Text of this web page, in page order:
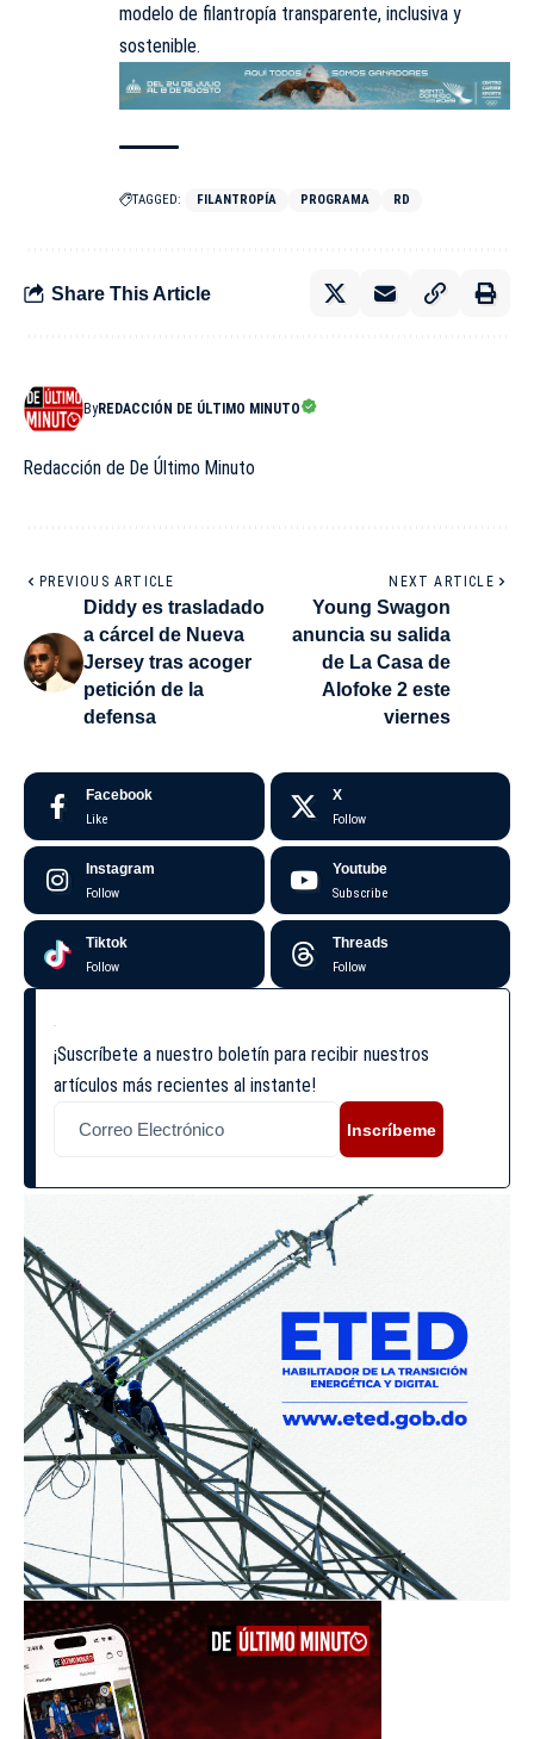
modelo de filantropía transparente, inclusiva y
sostenible.
TAGGED: FILANTROPÍA PROGRAMA RD
Share This Article
ByREDACCIÓN DE ÚLTIMO MINUTO
Redacción de De Último Minuto
PREVIOUS ARTICLE
Diddy es trasladado
a cárcel de Nueva
Jersey tras acoger
petición de la
defensa
NEXT ARTICLE
Young Swagon
anuncia su salida
de La Casa de
Alofoke 2 este
viernes
Facebook
Like
X
Follow
Instagram
Follow
Youtube
Subscribe
Tiktok
Follow
Threads
Follow
¡Suscríbete a nuestro boletín para recibir nuestros
artículos más recientes al instante!
Inscríbeme